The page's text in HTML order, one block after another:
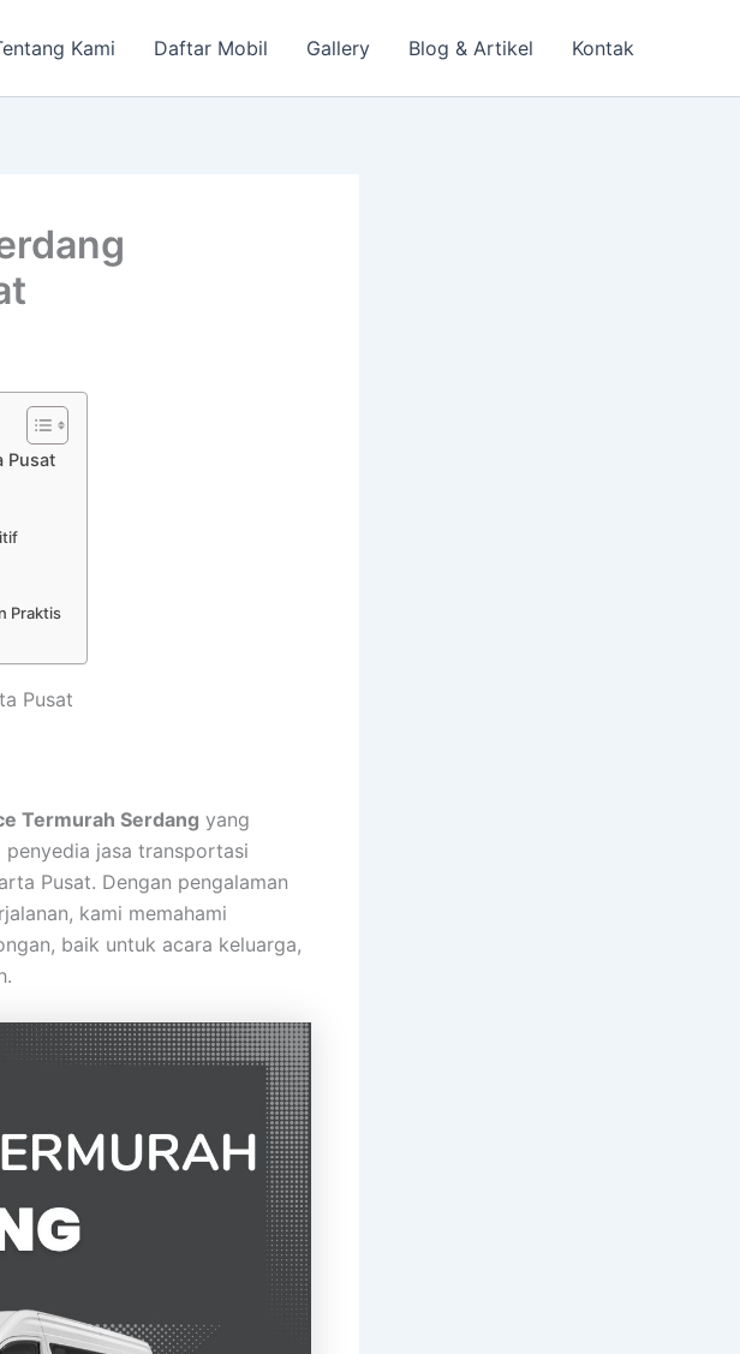
Kami Daftar Mobil Gallery Blog & Artikel Kontak
Pusat
Praktis
Pusat
Termurah Serdang yang
penyedia jasa transportasi
Pusat. Dengan pengalaman
kami memahami
baik untuk acara keluarga,